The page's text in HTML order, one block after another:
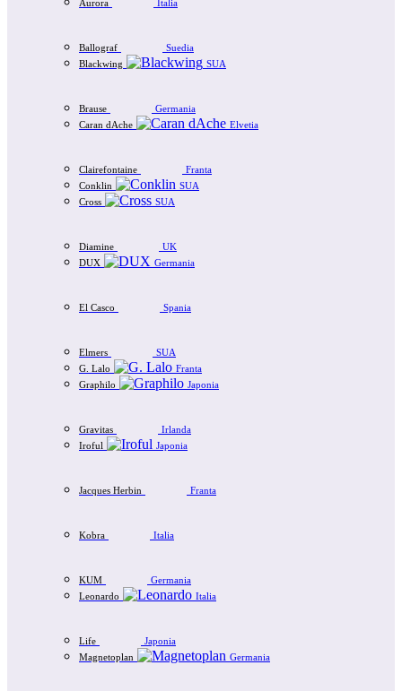
Aurora Italia
Ballograf
Suedia
Blackwing
SUA
Brause
Germania
Caran dAche
Elvetia
Clairefontaine
Franta
Conklin
SUA
Cross
SUA
Diamine
UK
DUX
Germania
El Casco Spania
Elmers
SUA
G. Lalo
Franta
Graphilo
Japonia
Gravitas
Irlanda
Iroful
Japonia
Jacques Herbin Franta
Kobra Italia
KUM
Germania
Leonardo
Italia
Life
Japonia
Magnetoplan
Germania